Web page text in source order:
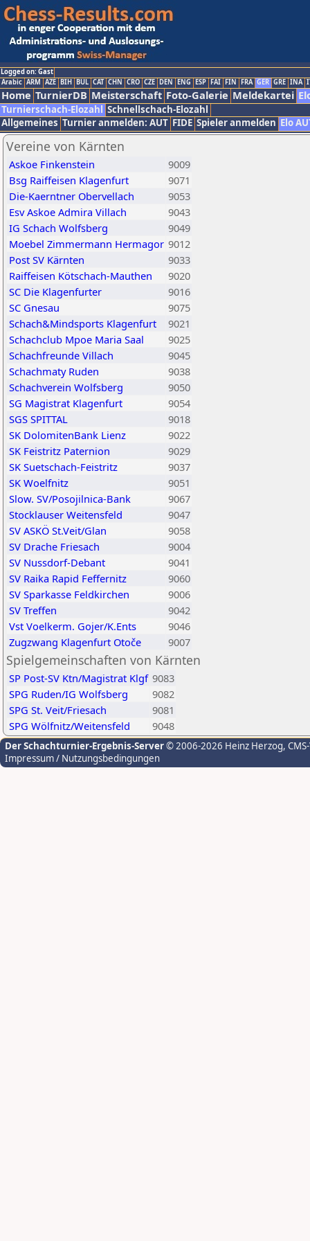
Logged on: Gast
Arabic ARM AZE BIH BUL CAT CHN CRO CZE DEN ENG ESP FAI FIN FRA GER GRE INA
Home TurnierDB Meisterschaft Foto-Galerie Meldekartei
Turnierschach-Elozahl Schnellschach-Elozahl
Allgemeines Turnier anmelden: AUT FIDE Spieler anmelden Elo
Vereine von Kärnten
Askoe Finkenstein
9009
Bsg Raiffeisen Klagenfurt
9071
Die-Kaerntner Obervellach
9053
Esv Askoe Admira Villach
9043
IG Schach Wolfsberg
9049
Moebel Zimmermann Hermagor 9012
Post SV Kärnten
9033
Raiffeisen Kötschach-Mauthen
9020
SC Die Klagenfurter
9016
SC Gnesau
9075
Schach&Mindsports Klagenfurt
9021
Schachclub Mpoe Maria Saal
9025
Schachfreunde Villach
9045
Schachmaty Ruden
9038
Schachverein Wolfsberg
9050
SG Magistrat Klagenfurt
9054
SGS SPITTAL
9018
SK DolomitenBank Lienz
9022
SK Feistritz Paternion
9029
SK Suetschach-Feistritz
9037
SK Woelfnitz
9051
Slow. SV/Posojilnica-Bank
9067
Stocklauser Weitensfeld
9047
SV ASKÖ St.Veit/Glan
9058
SV Drache Friesach
9004
SV Nussdorf-Debant
9041
SV Raika Rapid Feffernitz
9060
SV Sparkasse Feldkirchen
9006
SV Treffen
9042
Vst Voelkerm. Gojer/K.Ents
9046
Zugzwang Klagenfurt Otoče
9007
Spielgemeinschaften von Kärnten
SP Post-SV Ktn/Magistrat Klgf 9083
SPG Ruden/IG Wolfsberg
9082
SPG St. Veit/Friesach
9081
SPG Wölfnitz/Weitensfeld
9048
Der Schachturnier-Ergebnis-Server© 2006-2026 Heinz Herzog,
Impressum / Nutzungsbedingungen